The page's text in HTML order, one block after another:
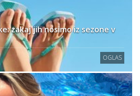
zakaj jih nosimo iz sezone v
OGLAS